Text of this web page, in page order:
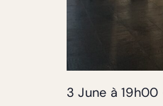
3 June à 19h00